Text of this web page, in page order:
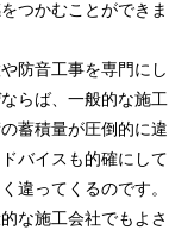
つかむことができま
防音工事を専門にし
らば、一般的な施工
蓄積量が圧倒的に違
バイスも的確にして
違ってくるのです。
な施工会社でもよさ